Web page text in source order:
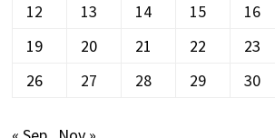
12
13 14 15 16
19
20 21 22 23
26
27 28 29 30